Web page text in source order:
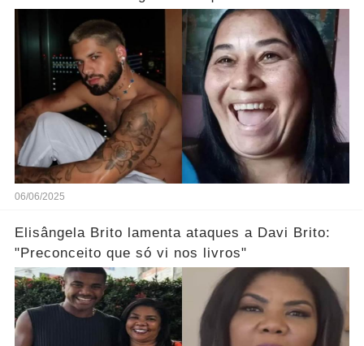
06/06/2025
Elisângela Brito lamenta ataques a Davi Brito:
"Preconceito que só vi nos livros"